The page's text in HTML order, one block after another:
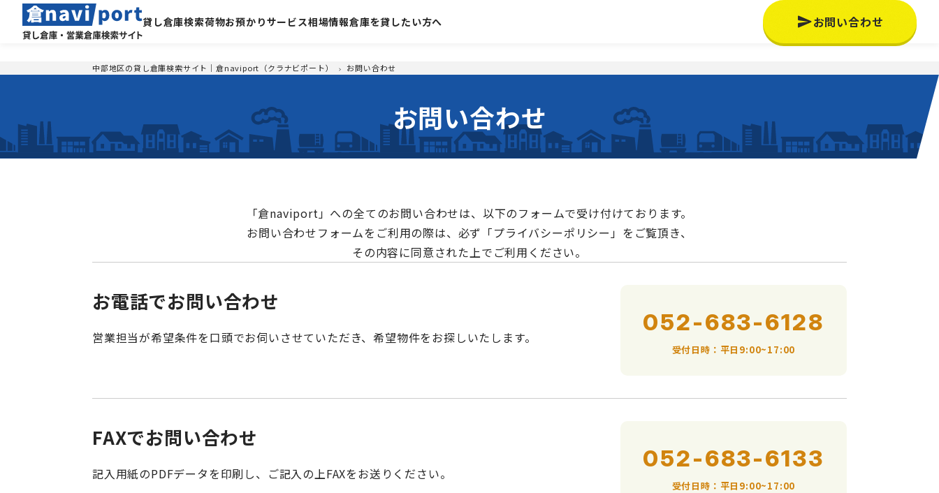
貸し倉庫検索荷物お預かりサービス相場情報倉庫を貸したい方へ お問い合わせ
中部地区の貸し倉庫検索サイト｜倉naviport（クラナビポート） お問い合わせ
お問い合わせ
「倉naviport」への全てのお問い合わせは、以下のフォームで受け付けております。
お問い合わせフォームをご利用の際は、必ず「プライバシーポリシー」をご覧頂き、
その内容に同意された上でご利用ください。
お電話でお問い合わせ
営業担当が希望条件を口頭でお伺いさせていただき、希望物件をお探しいたします。
052-683-6128
受付日時：平日9:00~17:00
FAXでお問い合わせ
記入用紙のPDFデータを印刷し、ご記入の上FAXをお送りください。
052-683-6133
受付日時：平日9:00~17:00